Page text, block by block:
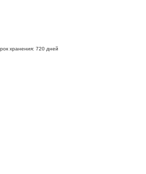
хранения: 720 дней